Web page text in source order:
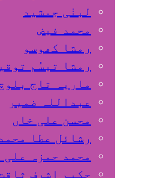
لبنٰی جمشید
محمد فیض
رمشا کھوسو
رمشا تبسُم
ماریہ تاج
عبداللہ ضمیر
محسن علی خاں
رشائل عطا محمد
محمد حمزہ علی
حکیم اشرف